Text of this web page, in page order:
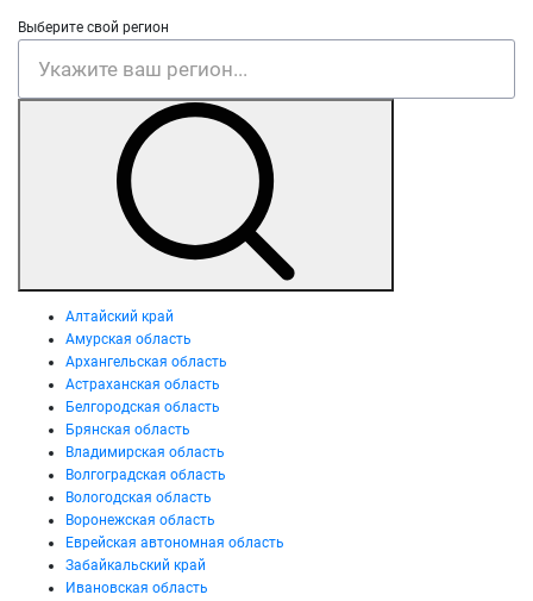
Выберите свой регион
Алтайский край
Амурская область
Архангельская область
Астраханская область
Белгородская область
Брянская область
Владимирская область
Волгоградская область
Вологодская область
Воронежская область
Еврейская автономная область
Забайкальский край
Ивановская область